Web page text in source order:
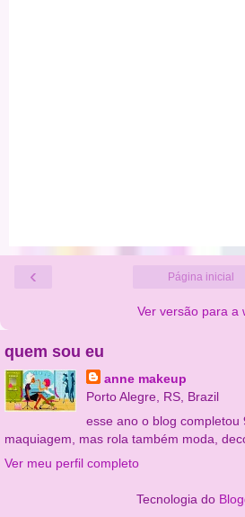
‹ Página inicial
Ver versão para a
quem sou eu
anne makeup
Porto Alegre, RS, Brazil
esse ano o blog
maquiagem, mas rola também moda,
Ver meu perfil completo
Tecnologia do